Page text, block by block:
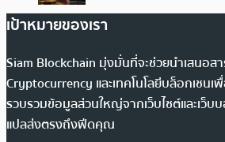
เป้าหมายของเรา
Siam Blockchain มุ่งมั่นที่จะช่วยนำเสนอส
Cryptocurrency และเทคโนโลยีบล็อกเชนเ
รวบรวมข้อมูลส่วนใหญ่จากเว็บไซต์และเว็บ
แปลส่งตรงถึงฟีดคุณ